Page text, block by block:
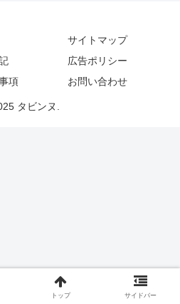
サイトマップ
広告ポリシー
項
お問い合わせ
タビンヌ.
トップ サイドバー